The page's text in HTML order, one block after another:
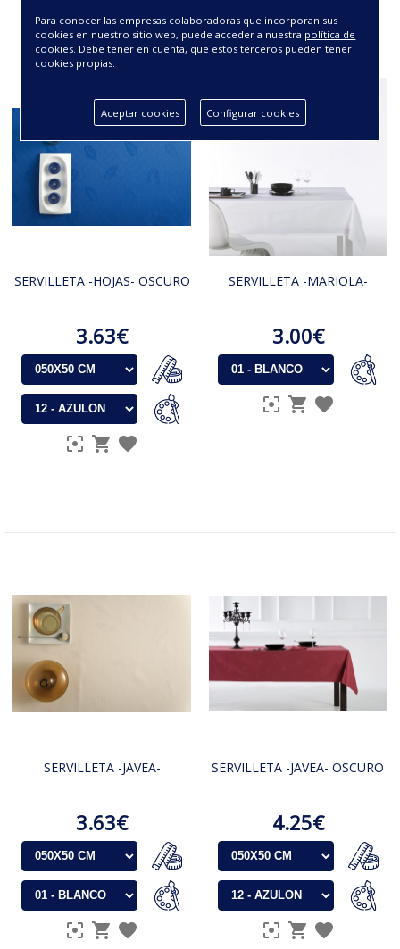
SERVILLETA -HOJAS- OSCURO
3.63€
SERVILLETA -MARIOLA-
3.00€
SERVILLETA -JAVEA-
3.63€
SERVILLETA -JAVEA- OSCURO
4.25€
Para conocer las empresas colaboradoras que incorporan sus
cookies en nuestro sitio web, puede acceder a nuestra política de
cookies. Debe tener en cuenta, que estos terceros pueden tener
cookies propias.
Aceptar cookies Configurar cookies